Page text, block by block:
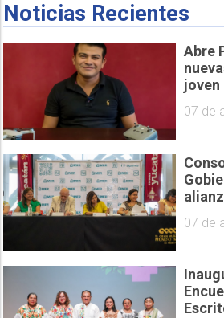
Noticias Recientes
Abre
joven
07 de
07 de